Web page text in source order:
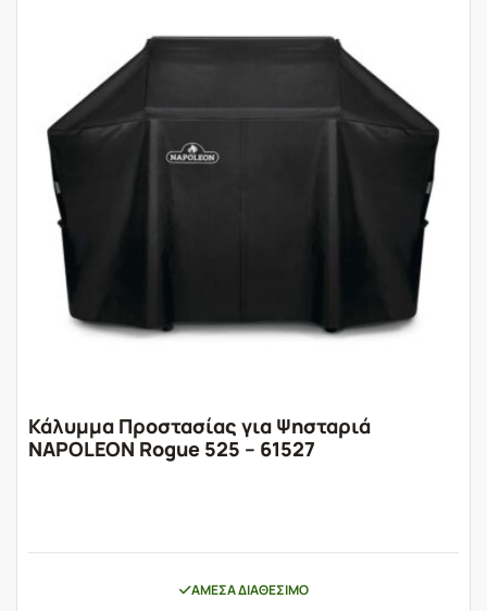
Κάλυμμα Προστασίας για Ψησταριά
NAPOLEON Rogue 525 – 61527
ΆΜΕΣΑ ΔΙΑΘΈΣΙΜΟ